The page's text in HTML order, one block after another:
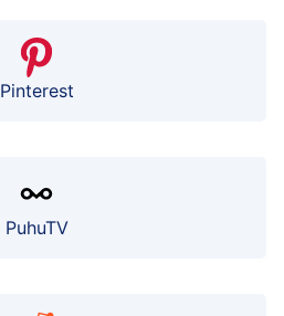
Pinterest
PuhuTV